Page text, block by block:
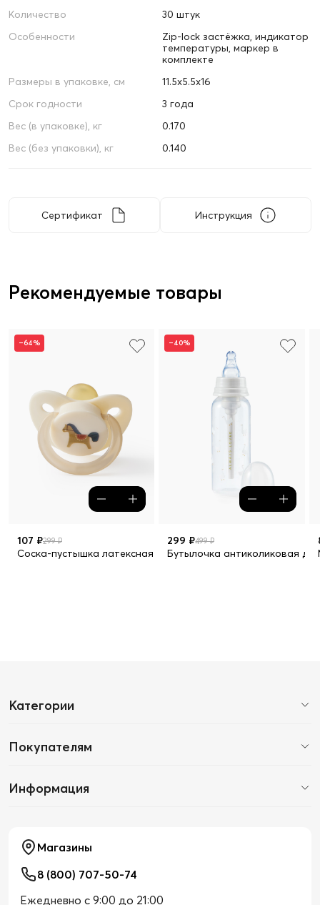
Количество
30 штук
Особенности
Zip-lock застёжка, индикатор
температуры, маркер в
комплекте
Размеры в упаковке, см
11.5х5.5х16
Срок годности
3 года
Вес (в упаковке), кг
0.170
Вес (без упаковки), кг
0.140
Сертификат Инструкция
Рекомендуемые товары
–64%
107 ₽299 ₽
Соска-пустышка латексная с колпачком, 0+
–40%
299 ₽499 ₽
Бутылочка антиколиковая
Категории
Покупателям
Информация
Магазины
8 (800) 707-50-74
Ежедневно с 9:00 до 21:00